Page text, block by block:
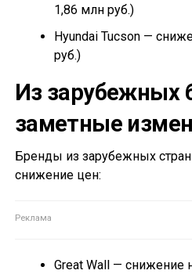
1,86 млн руб.)
Hyundai Tucson —
руб.)
Из зарубежных
заметные
Бренды из зарубежных
снижение цен:
Great Wall — снижение